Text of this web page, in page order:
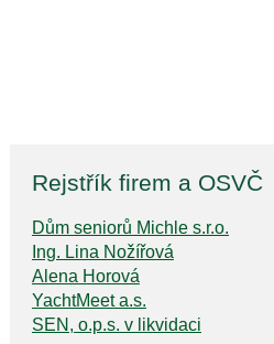
Rejstřík firem a OSVČ
Dům seniorů Michle s.r.o.
Ing. Lina Nožířová
Alena Horová
YachtMeet a.s.
SEN, o.p.s. v likvidaci